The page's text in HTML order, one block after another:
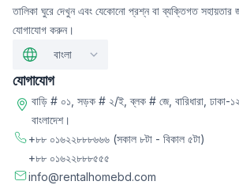
তালিকা ঘুরে দেখুন এবং যেকোনো প্রশ্ন বা ব্যক্তিগত সহায়তার
যোগাযোগ করুন।
বাংলা
যোগাযোগ
বাড়ি # ০১, সড়ক # ২/ই, ব্লক # জে, বারিধারা, ঢাকা-
বাংলাদেশ।
+৮৮ ০১৬২২৮৮৮৬৬৬ (সকাল ৮টা - বিকাল ৫টা)
+৮৮ ০১৬২২৮৮৮৫৫৫
info@rentalhomebd.com